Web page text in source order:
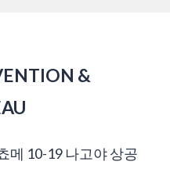
&
메 10-19 나고야 상공